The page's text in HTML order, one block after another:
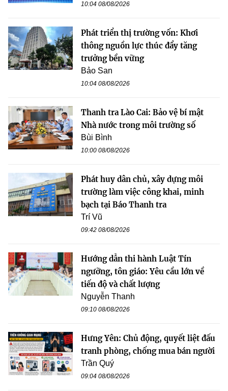
10:04 08/08/2026
Phát triển thị trường vốn: Khơi
thông nguồn lực thúc đẩy tăng
trưởng bền vững
Bảo San
10:04 08/08/2026
Thanh tra Lào Cai: Bảo vệ bí mật
Nhà nước trong môi trường số
Bùi Bình
10:00 08/08/2026
Phát huy dân chủ, xây dựng môi
trường làm việc công khai, minh
bạch tại Báo Thanh tra
Trí Vũ
09:42 08/08/2026
Hướng dẫn thi hành Luật Tín
ngưỡng, tôn giáo: Yêu cầu lớn về
tiến độ và chất lượng
Nguyễn Thanh
09:10 08/08/2026
Hưng Yên: Chủ động, quyết liệt đấu
tranh phòng, chống mua bán người
Trần Quý
09:04 08/08/2026